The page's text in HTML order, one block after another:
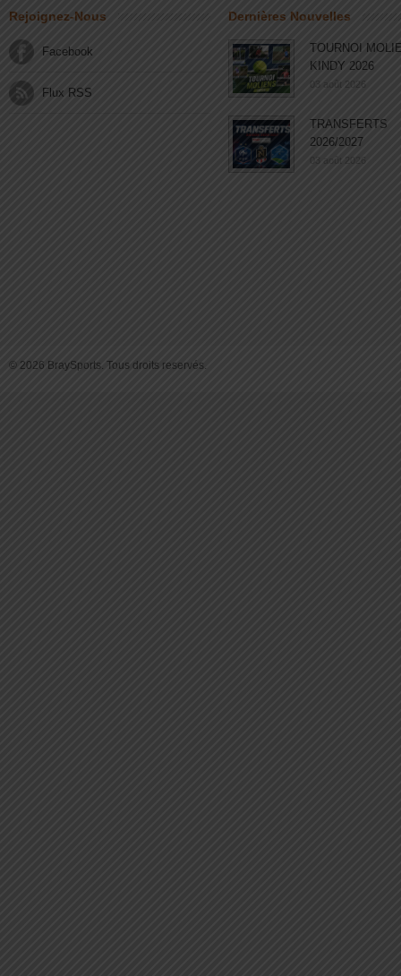
Rejoignez-Nous
Facebook
Flux RSS
Dernières Nouvelles
TOURNOI
KINDY 2026
03 août 2026
TRANSFERTS
2026/2027
03 août 2026
© 2026 BraySports. Tous droits reservés.